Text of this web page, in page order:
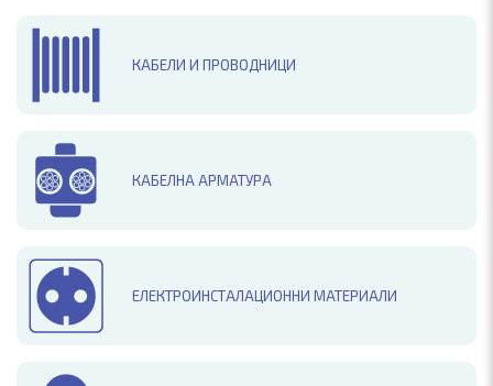
КАБЕЛИ И ПРОВОДНИЦИ
КАБЕЛНА АРМАТУРА
ЕЛЕКТРОИНСТАЛАЦИОННИ МАТЕРИАЛИ